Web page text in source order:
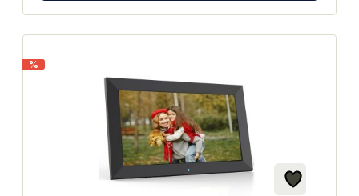
Weltweit per App &amp; Email Betriebssytem:
Android 10 Zubehör: Netzadapter, Fernbedienung,
Quick Guide, Wandhalterung Produktgröße (B x H x
Farbe: Wurzelholz
%